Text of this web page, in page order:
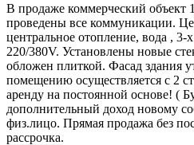
В продаже коммерческий
проведены все коммуникации.
центральное отопление, вода , 3-
220/380V. Установлены новые
обложен плиткой. Фасад здания
помещению осуществляется с 2
аренду на постоянной основе! (
дополнительный доход новому
физ.лицо. Прямая продажа без
рассрочка.